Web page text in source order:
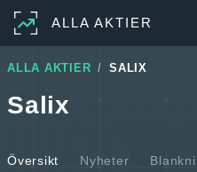
ALLA AKTIER
ALLA AKTIER SALIX
Salix
Översikt Nyheter